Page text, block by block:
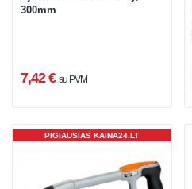
300mm
7,42 € su PVM
PIGIAUSIAS KAINA24.LT